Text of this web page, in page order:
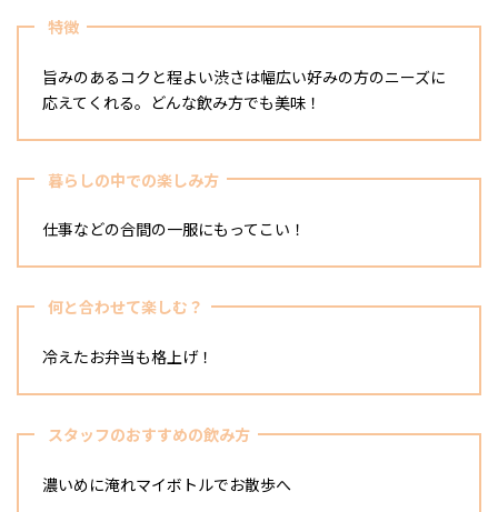
特徴
旨みのあるコクと程よい渋さは幅広い好みの方のニーズに
応えてくれる。どんな飲み方でも美味！
暮らしの中での楽しみ方
仕事などの合間の一服にもってこい！
何と合わせて楽しむ？
冷えたお弁当も格上げ！
スタッフのおすすめの飲み方
濃いめに淹れマイボトルでお散歩へ